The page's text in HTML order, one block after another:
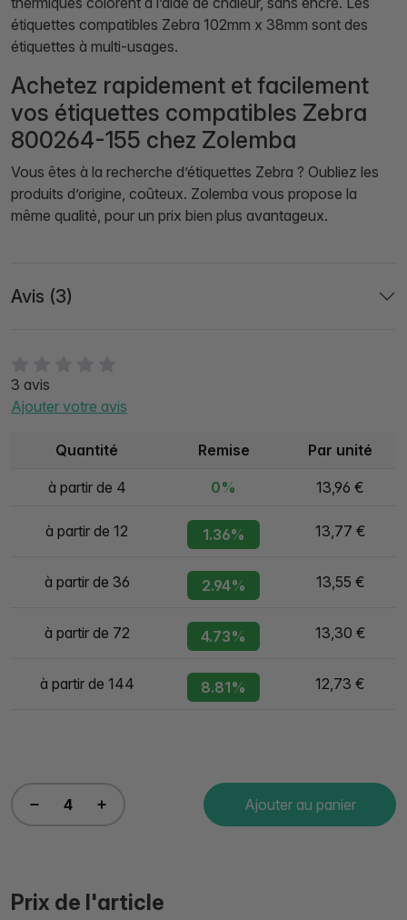
3 avis
Ajouter votre avis
Quantité Remise Par unité
à partir de 4 0% 13,96 €
à partir de 12 1.36% 13,77 €
à partir de 36 2.94% 13,55 €
à partir de 72 4.73% 13,30 €
à partir de 144 8.81% 12,73 €
Ajouter au panier
Prix de l'article
étiquettes compatibles Zebra 102mm x 38mm sont des
étiquettes à multi-usages.
Achetez rapidement et facilement
vos étiquettes compatibles Zebra
800264-155 chez Zolemba
Vous êtes à la recherche d’étiquettes Zebra ? Oubliez les
produits d’origine, coûteux. Zolemba vous propose la
même qualité, pour un prix bien plus avantageux.
Avis (3)